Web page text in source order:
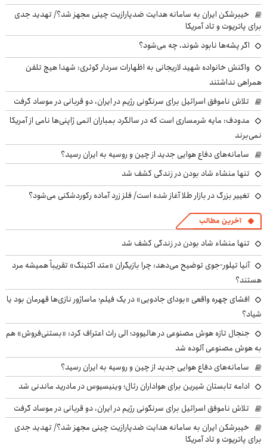
خیبرشکن ایران به سامانه هدایت ضدپارازیت چینی مجهز شد؟/ تهدید جدی
برای پاتریوت و تاد آمریکا
اگر پشه‌ها نابود شوند، چه می‌شود؟
واکنش خانواده شهید لاریجانی به اظهارات سردار کوثری: شهدا هیچ تلفن
همراهی نداشتند
تلاش ناموفق اسرائیل برای سرنگونی رژیم در ایران، دو قربانی در موساد گرفت
مدودف: مایه شرمساری است که در سالگرد بمباران اتمی ژاپنی‌ها نامی از آمریکا
نمی‌برند
سامانه‌های دفاع هوایی جدید از چین و روسیه به ایران رسید؟
تنها منشاء شاد بودن در زندگی کشف شد
تغییر بزرگ در بازار طلا آغاز شده است/ فلز زرد آماده رکوردشکنی می‌شود؟
آخرین مطالب
تنها منشاء شاد بودن در زندگی کشف شد
آنیا تیلور-جوی توضیح می‌دهد: چرا بازیگران «متد اکتینگ» تقریباً همیشه مرد
هستند؟
افشای چهره واقعی «بودای جادویی» در یک فیلم؛ ماساژور نازی‌ها قهرمان بود یا
شیاد؟
جنجال تازه هوش مصنوعی در هالیوود؛ الی راث اعتراف کرد: «بستنی‌فروش» هم
به هوش مصنوعی آلوده شد
سامانه‌های دفاع هوایی جدید از چین و روسیه به ایران رسید؟
ادامه تابستان شیرین برای هواداران رئال؛ وینیسیوس در مادرید ماندنی شد
تلاش ناموفق اسرائیل برای سرنگونی رژیم در ایران، دو قربانی در موساد گرفت
خیبرشکن ایران به سامانه هدایت ضدپارازیت چینی مجهز شد؟/ تهدید جدی
برای پاتریوت و تاد آمریکا